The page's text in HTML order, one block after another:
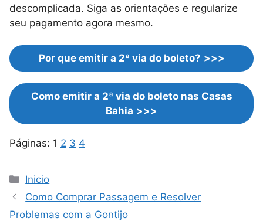
descomplicada. Siga as orientações e regularize
seu pagamento agora mesmo.
Por que emitir a 2ª via do boleto? >>>
Como emitir a 2ª via do boleto nas Casas
Bahia >>>
Páginas: 1 2 3 4
Categorias
Inicio
Como Comprar Passagem e Resolver
Problemas com a Gontijo